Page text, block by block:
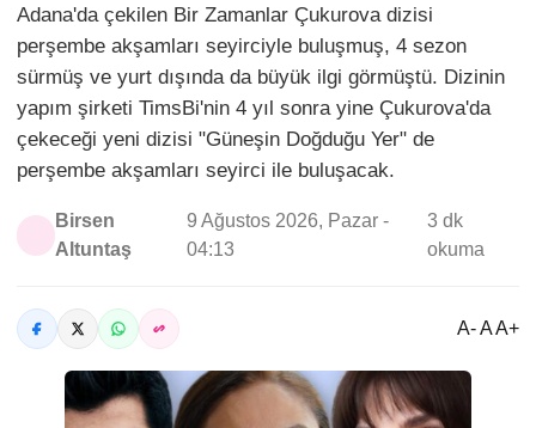
Adana'da çekilen Bir Zamanlar Çukurova dizisi
perşembe akşamları seyirciyle buluşmuş, 4 sezon
sürmüş ve yurt dışında da büyük ilgi görmüştü. Dizinin
yapım şirketi TimsBi'nin 4 yıl sonra yine Çukurova'da
çekeceği yeni dizisi "Güneşin Doğduğu Yer" de
perşembe akşamları seyirci ile buluşacak.
Birsen
Altuntaş
9 Ağustos 2026, Pazar -
04:13
3 dk
okuma
A- A A+